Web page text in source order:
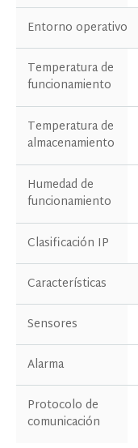
Entorno operativo
Temperatura de
funcionamiento
Temperatura de
almacenamiento
Humedad de
funcionamiento
Clasificación IP
Características
Sensores
Alarma
Protocolo de
comunicación